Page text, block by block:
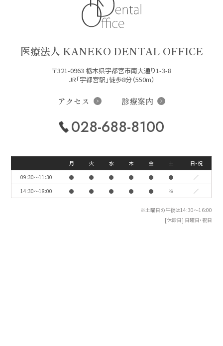
医療法人 KANEKO DENTAL OFFICE
〒321-0963 栃木県宇都宮市南大通り1-3-8
JR「宇都宮駅」徒歩8分（550m）
アクセス 診療案内
028-688-8100
月 火 水 木 金 土
日・祝
09:30〜11:30
● ● ● ● ● ●
／
14:30〜18:00
● ● ● ● ● ※ ／
※土曜日の午後は14:30〜16:00
[休診日] 日曜日・祝日